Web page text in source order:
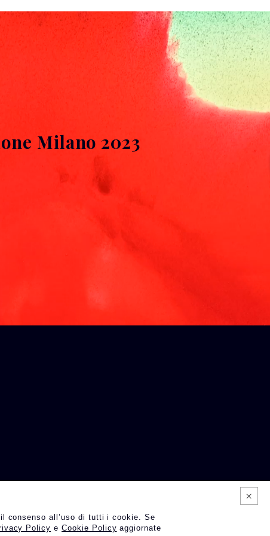
Milano 2023
consenso all’uso di tutti i cookie. Se
Policy eCookie Policy aggiornate